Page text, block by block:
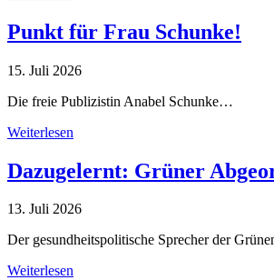
Punkt für Frau Schunke!
15. Juli 2026
Die freie Publizistin Anabel Schunke…
Weiterlesen
Dazugelernt: Grüner
13. Juli 2026
Der gesundheitspolitische Sprecher der
Weiterlesen